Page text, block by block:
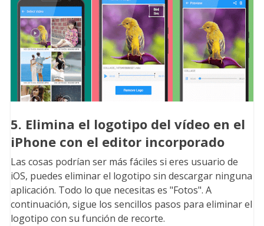
5. Elimina el logotipo del vídeo en el
iPhone con el editor incorporado
Las cosas podrían ser más fáciles si eres usuario de
iOS, puedes eliminar el logotipo sin descargar ninguna
aplicación. Todo lo que necesitas es "Fotos". A
continuación, sigue los sencillos pasos para eliminar el
logotipo con su función de recorte.